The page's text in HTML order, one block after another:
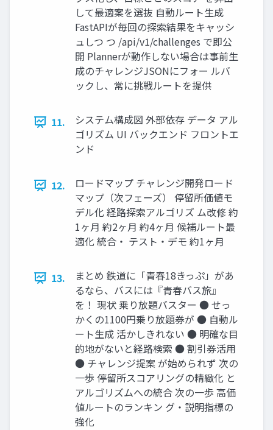
して最適案を選抜 自動ルート生成
FastAPIが毎回の探索結果をキャッシ
ュしつ つ /api/v1/challenges で即公
開 Plannerが動作しない場合は事前生
成のチャレンジJSONにフォー ルバ
ックし、常に挑戦ルートを提供
11.
システム構成図 外部依存 データ アル
ゴリズム UI バックエンド フロントエ
ンド
12.
ロードマップ チャレンジ開発ロード
マップ（次フェーズ） 停留所価値モ
デル化 経路探索アルゴリズ ム改修 約
1ヶ月 約2ヶ月 約4ヶ月 候補ルート最
適化 統合・ テスト・デモ 約1ヶ月
13.
まとめ 鉄道に「青春18きっぷ」があ
るなら、バスには『青春バス旅』
を！ 現状 乗り放題バスター ● せっ
かくの1100円乗り放題券が ● 自動ル
ート生成 活かしきれない ● 明確な目
的地がないと経路検索 ● 割引券活用
● チャレンジ提案 が始められず 次の
一歩 停留所スコアリングの精緻化 と
アルゴリズムへの統合 次の一歩 高価
値ルートのランキン グ・説明指標の
強化